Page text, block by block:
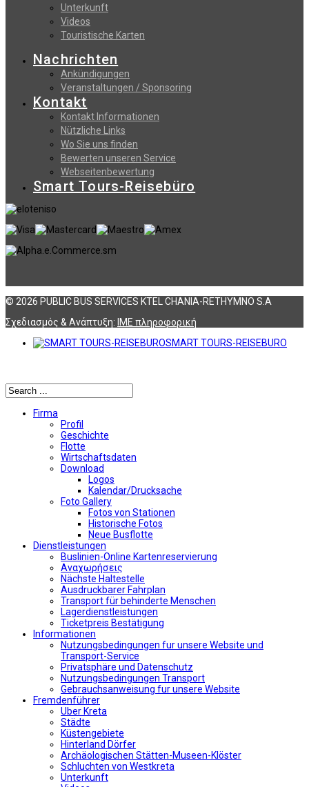
Unterkunft
Videos
Touristische Karten
Nachrichten
Ankündigungen
Veranstaltungen / Sponsoring
Kontakt
Kontakt Informationen
Nützliche Links
Wo Sie uns finden
Bewerten unseren Service
Webseitenbewertung
Smart Tours-Reisebüro
© 2026 PUBLIC BUS SERVICES KTEL CHANIA-RETHYMNO S.A
Σχεδιασμός & Ανάπτυξη: ΙΜΕ πληροφορική
SMART TOURS-REISEBURO
Firma
Profil
Geschichte
Flotte
Wirtschaftsdaten
Download
Logos
Kalendar/Drucksache
Foto Gallery
Fotos von Stationen
Historische Fotos
Neue Busflotte
Dienstleistungen
Buslinien-Online Kartenreservierung
Αναχωρήσεις
Nächste Haltestelle
Αusdruckbarer Fahrplan
Transport für behinderte Menschen
Lagerdienstleistungen
Ticketpreis Bestätigung
Informationen
Nutzungsbedingungen fur unsere Website und
Transport-Service
Privatsphäre und Datenschutz
Nutzungsbedingungen Transport
Gebrauchsanweisung fur unsere Website
Fremdenführer
Uber Kreta
Städte
Küstengebiete
Hinterland Dörfer
Archäologischen Stätten-Museen-Klöster
Schluchten von Westkreta
Unterkunft